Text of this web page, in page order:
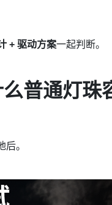
+ 驱动方案一起判断。
普通灯珠
。